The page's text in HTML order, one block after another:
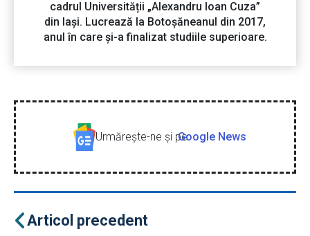
cadrul Universității „Alexandru Ioan Cuza”
din Iași. Lucrează la Botoșăneanul din 2017,
anul în care și-a finalizat studiile superioare.
Urmăreşte-ne şi peGoogle News
Articol precedent